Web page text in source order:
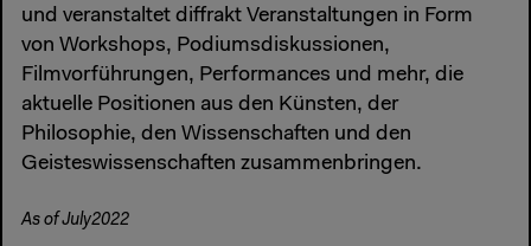
und veranstaltet diffrakt Veranstaltungen in Form
von Workshops, Podiumsdiskussionen,
Filmvorführungen, Performances und mehr, die
aktuelle Positionen aus den Künsten, der
Philosophie, den Wissenschaften und den
Geisteswissenschaften zusammenbringen.
As of July2022